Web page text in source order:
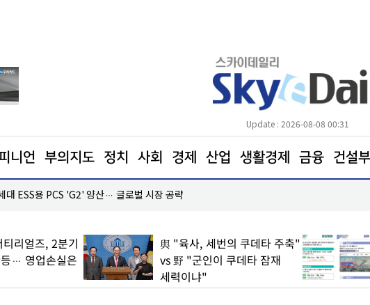
Update : 2026-08-08 00:31
니언 부의지도 정치 사회 경제 산업 생활경제 금융 건설
대 ESS용 PCS 'G2' 양산… 글로벌 시장 공략
, 2분기
손실은
與 "육사, 세번의 쿠데타 주축"
vs 野 "군인이 쿠데타 잠재
세력이냐"
“3만
착수